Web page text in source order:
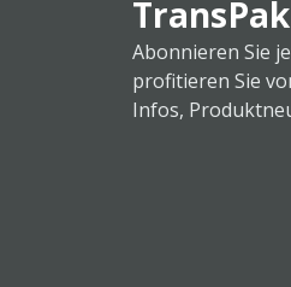
Abonnieren Sie
profitieren Sie
Infos,